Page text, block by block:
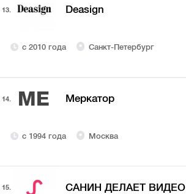
13. Deasign
с 2010 года Санкт-Петербург
14. МЕ Меркатор
с 1994 года Москва
15. САНИН ДЕЛАЕТ ВИДЕО